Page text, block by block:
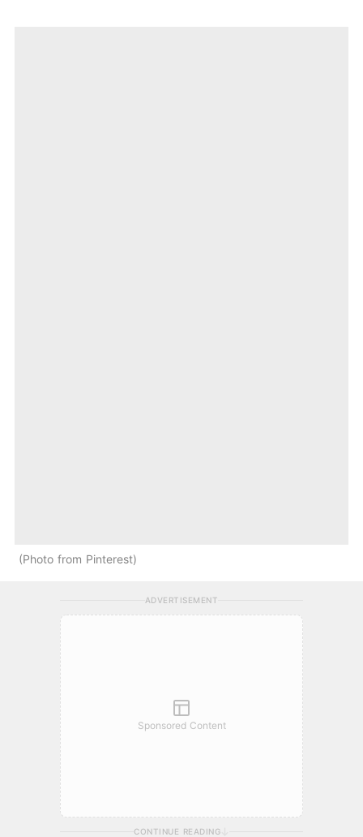
Photo from Pinterest
ADVERTISEMENT
Sponsored Content
CONTINUE READING